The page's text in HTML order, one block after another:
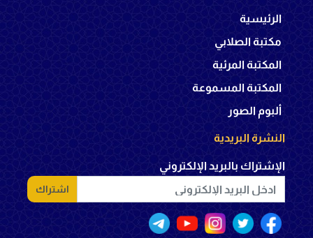
الرئيسية
مكتبة الصلابي
المكتبة المرئية
المكتبة المسموعة
ألبوم الصور
النشرة البريدية
الإشتراك بالبريد الإلكتروني
اشتراك